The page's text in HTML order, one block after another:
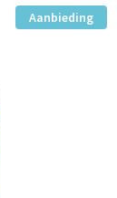
Aanbieding